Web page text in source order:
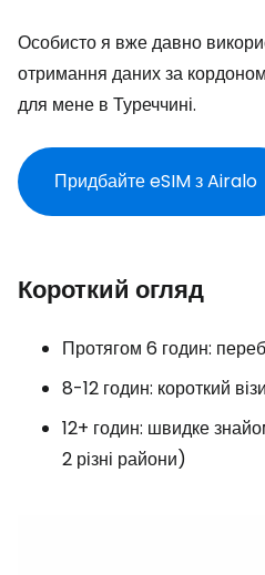
Особисто я вже давно
отримання даних за
для мене в Туреччині.
Придбайте eSIM з Airalo
Короткий огляд
Протягом 6 годин:
8-12 годин: короткий
12+ годин: швидке
2 різні райони)